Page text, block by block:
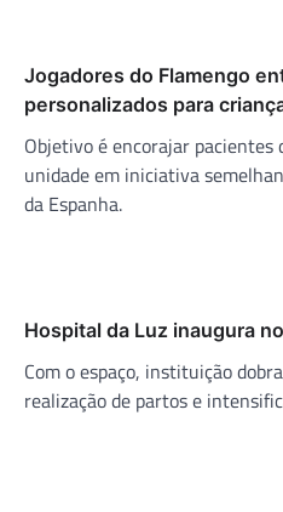
Jogadores do Flamengo
personalizados para
Objetivo é encorajar
unidade em iniciativa
da Espanha.
Hospital da Luz inaugura
Com o espaço, instituição
realização de partos e